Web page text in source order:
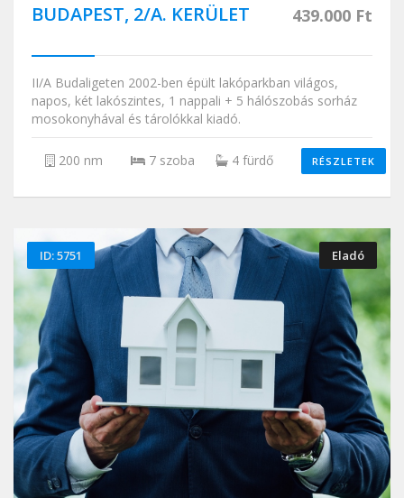
BUDAPEST, 2/A. KERÜLET 439.000 Ft
II/A Budaligeten 2002-ben épült lakóparkban világos,
napos, két lakószintes, 1 nappali + 5 hálószobás sorház
mosokonyhával és tárolókkal kiadó.
200 nm 7 szoba 4 fürdő RÉSZLETEK
ID: 5751 Eladó